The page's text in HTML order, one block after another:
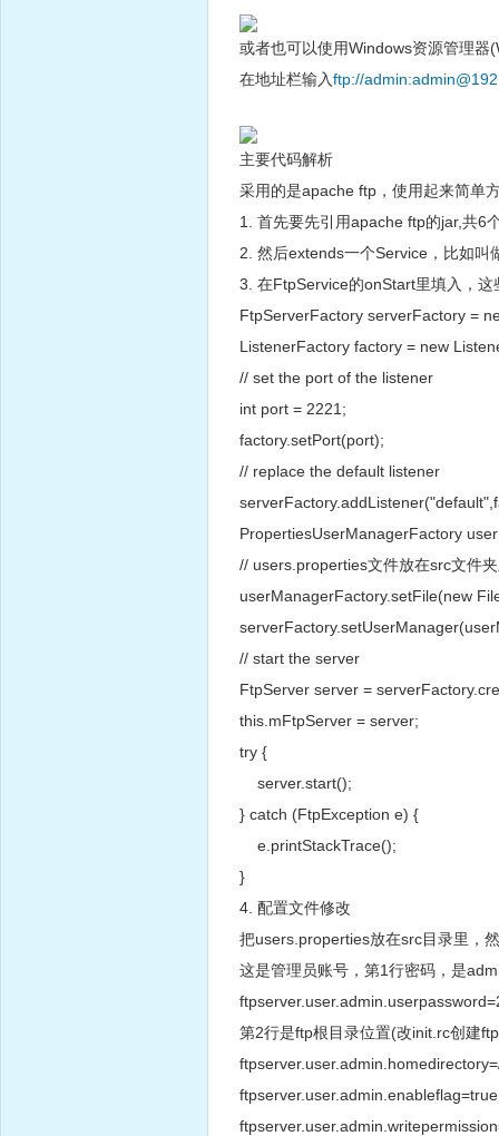
或者也可以使用Windows资源管理器
在地址栏输入ftp://
主要代码解析
采用的是apache ftp，使用起来简单
1. 首先要先引用apache ftp的jar,共6
2. 然后extends一个Service，比如叫
3. 在FtpService的onStart里填入，这
FtpServerFactory serverFactory =
ListenerFactory factory = new
// set the port of the listener
int port = 2221;
factory.setPort(port);
// replace the default listener
PropertiesUserManagerFactory
// users.properties文件放在src文件
userManagerFactory.setFile(new
// start the server
FtpServer server =
this.mFtpServer = server;
try {
server.start();
} catch (FtpException e) {
e.printStackTrace();
}
4. 配置文件修改
把users.properties放在src目录里，
这是管理员账号，第1行密码，是
第2行是ftp根目录位置(改init.rc创建
ftpserver.user.admin.enableflag=true